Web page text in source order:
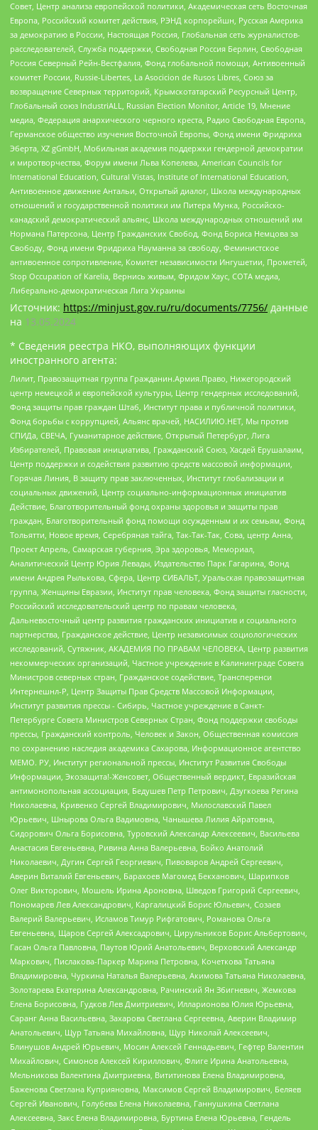
Совет, Центр анализа европейской политики, Академическая сеть Восточная
Европа, Российский комитет действия, РЭНД корпорейшн, Русская Америка
за демократию в России, Настоящая Россия, Глобальная сеть журналистов-
расследователей, Служба поддержки, Свободная Россия Берлин, Свободная
Россия Северный Рейн-Вестфалия, Фонд глобальной помощи, Антивоенный
комитет России, Russie-Libertes, La Asocicion de Rusos Libres, Союз за
возвращение Северных территорий, Крымскотатарский Ресурсный Центр,
Глобальный союз IndustriALL, Russian Election Monitor, Article 19, Мнение
медиа, Федерация анархического черного креста, Радио Свободная Европа,
Германское общество изучения Восточной Европы, Фонд имени Фридриха
Эберта, XZ gGmbH, Мобильная академия поддержки гендерной демократии
и миротворчества, Форум имени Льва Копелева, American Councils for
International Education, Cultural Vistas, Institute of International Education,
Антивоенное движение Антальи, Открытый диалог, Школа международных
отношений и государственной политики им Питера Мунка, Российско-
канадский демократический альянс, Школа международных отношений им
Нормана Патерсона, Центр Гражданских Свобод, Фонд Бориса Немцова за
Свободу, Фонд имени Фридриха Науманна за свободу, Феминистское
антивоенное сопротивление, Комитет независимости Ингушетии, Прометей,
Stop Occupation of Karelia, Вернись живым, Фридом Хаус, СОТА медиа,
Либерально-демократическая Лига Украины
Источник: https://minjust.gov.ru/ru/documents/7756/ данные
на 13.05.2024
* Сведения реестра НКО, выполняющих функции
иностранного агента:
Лилит, Правозащитная группа Гражданин.Армия.Право, Нижегородский
центр немецкой и европейской культуры, Центр гендерных исследований,
Фонд защиты прав граждан Штаб, Институт права и публичной политики,
Фонд борьбы с коррупцией, Альянс врачей, НАСИЛИЮ.НЕТ, Мы против
СПИДа, СВЕЧА, Гуманитарное действие, Открытый Петербург, Лига
Избирателей, Правовая инициатива, Гражданский Союз, Хасдей Ерушалаим,
Центр поддержки и содействия развитию средств массовой информации,
Горячая Линия, В защиту прав заключенных, Институт глобализации и
социальных движений, Центр социально-информационных инициатив
Действие, Благотворительный фонд охраны здоровья и защиты прав
граждан, Благотворительный фонд помощи осужденным и их семьям, Фонд
Тольятти, Новое время, Серебряная тайга, Так-Так-Так, Сова, центр Анна,
Проект Апрель, Самарская губерния, Эра здоровья, Мемориал,
Аналитический Центр Юрия Левады, Издательство Парк Гагарина, Фонд
имени Андрея Рылькова, Сфера, Центр СИБАЛЬТ, Уральская правозащитная
группа, Женщины Евразии, Институт прав человека, Фонд защиты гласности,
Российский исследовательский центр по правам человека,
Дальневосточный центр развития гражданских инициатив и социального
партнерства, Гражданское действие, Центр независимых социологических
исследований, Сутяжник, АКАДЕМИЯ ПО ПРАВАМ ЧЕЛОВЕКА, Центр развития
некоммерческих организаций, Частное учреждение в Калининграде Совета
Министров северных стран, Гражданское содействие, Трансперенси
Интернешнл-Р, Центр Защиты Прав Средств Массовой Информации,
Институт развития прессы - Сибирь, Частное учреждение в Санкт-
Петербурге Совета Министров Северных Стран, Фонд поддержки свободы
прессы, Гражданский контроль, Человек и Закон, Общественная комиссия
по сохранению наследия академика Сахарова, Информационное агентство
МЕМО. РУ, Институт региональной прессы, Институт Развития Свободы
Информации, Экозащита!-Женсовет, Общественный вердикт, Евразийская
антимонопольная ассоциация, Бедушев Петр Петрович, Дзугкоева Регина
Николаевна, Кривенко Сергей Владимирович, Милославский Павел
Юрьевич, Шнырова Ольга Вадимовна, Чанышева Лилия Айратовна,
Сидорович Ольга Борисовна, Туровский Александр Алексеевич, Васильева
Анастасия Евгеньевна, Ривина Анна Валерьевна, Бойко Анатолий
Николаевич, Дугин Сергей Георгиевич, Пивоваров Андрей Сергеевич,
Аверин Виталий Евгеньевич, Барахоев Магомед Бекханович, Шарипков
Олег Викторович, Мошель Ирина Ароновна, Шведов Григорий Сергеевич,
Пономарев Лев Александрович, Каргалицкий Борис Юльевич, Созаев
Валерий Валерьевич, Исламов Тимур Рифгатович, Романова Ольга
Евгеньевна, Щаров Сергей Алексадрович, Цирульников Борис Альбертович,
Гасан Ольга Павловна, Паутов Юрий Анатольевич, Верховский Александр
Маркович, Пислакова-Паркер Марина Петровна, Кочеткова Татьяна
Владимировна, Чуркина Наталья Валерьевна, Акимова Татьяна Николаевна,
Золотарева Екатерина Александровна, Рачинский Ян Збигневич, Жемкова
Елена Борисовна, Гудков Лев Дмитриевич, Илларионова Юлия Юрьевна,
Саранг Анна Васильевна, Захарова Светлана Сергеевна, Аверин Владимир
Анатольевич, Щур Татьяна Михайловна, Щур Николай Алексеевич,
Блинушов Андрей Юрьевич, Мосин Алексей Геннадьевич, Гефтер Валентин
Михайлович, Симонов Алексей Кириллович, Флиге Ирина Анатольевна,
Мельникова Валентина Дмитриевна, Вититинова Елена Владимировна,
Баженова Светлана Куприяновна, Максимов Сергей Владимирович, Беляев
Сергей Иванович, Голубева Елена Николаевна, Ганнушкина Светлана
Алексеевна, Закс Елена Владимировна, Буртина Елена Юрьевна, Гендель